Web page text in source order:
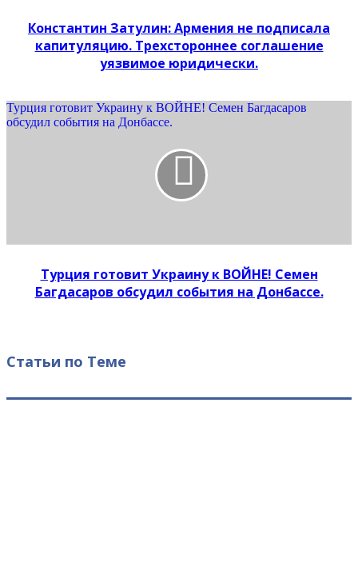
Константин Затулин: Армения не подписала
капитуляцию. Трехстороннее соглашение
уязвимое юридически.
Турция готовит Украину к ВОЙНЕ! Семен Багдасаров
обсудил события на Донбассе.
Турция готовит Украину к ВОЙНЕ! Семен
Багдасаров обсудил события на Донбассе.
Статьи по Теме